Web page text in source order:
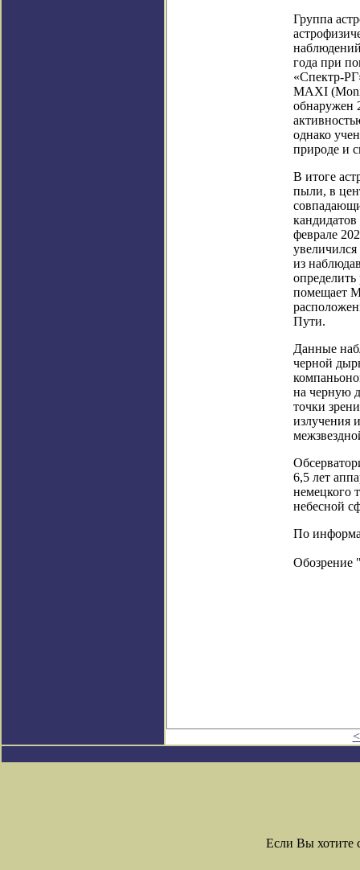
Группа
года при
«Спектр-
MAXI
обнаружен
однако
природе и
В итоге
пыли, в
феврале
из
помещает
Пути.
Данные
черной
на черную
точки
излучения
6,5 лет
немецкого
небесной
По
Обозрение
Если Вы хотите